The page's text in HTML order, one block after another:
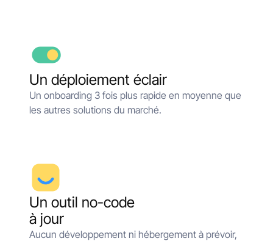
Un déploiement éclair
Un onboarding 3 fois plus rapide en moyenne que
les autres solutions du marché.
Un outil no-code
à jour
Aucun développement ni hébergement à prévoir,